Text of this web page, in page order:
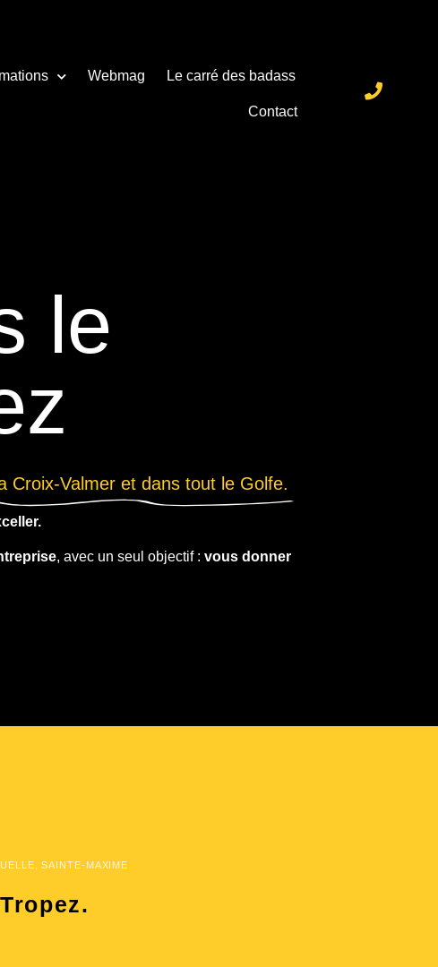
Webmag Le carré des badass
Contact
le
Croix-Valmer et dans tout le Golfe.
, avec un seul objectif : vous donner
SAINTE-MAXIME